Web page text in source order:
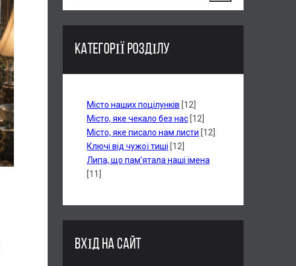
КАТЕГОРІЇ РОЗДІЛУ
Місто наших поцілунків [12]
Місто, яке чекало без нас [12]
Місто, яке писало нам листи [12]
Ключі від чужої тиші [12]
Липа, що пам’ятала наші імена
[11]
ВХІД НА САЙТ